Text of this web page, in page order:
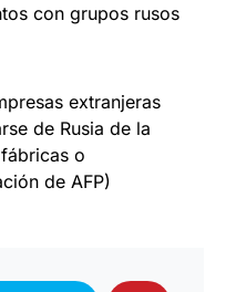
con grupos rusos
extranjeras
de Rusia de la
o
de AFP)